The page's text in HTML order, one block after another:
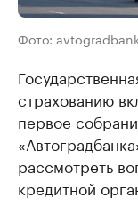
Фото:
страхованию
первое
рассмотреть
кредитной